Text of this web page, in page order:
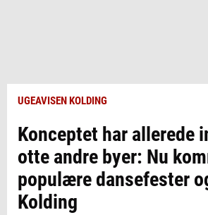
UGEAVISEN KOLDING
Konceptet har allerede
otte andre byer: Nu
populære dansefester
Kolding